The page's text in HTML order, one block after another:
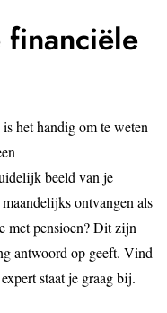
het handig om te weten
beeld van je
ontvangen als
met pensioen? Dit zijn
antwoord op geeft. Vind
staat je graag bij.